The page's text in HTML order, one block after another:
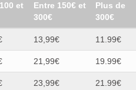
et
Entre 150€ et
300€
Plus de
300€
13,99€ 11.99€
21,99€ 19.99€
23,99€ 21.99€